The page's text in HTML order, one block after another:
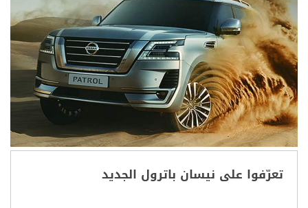
تعرّفوا على نيسان باترول الجديد